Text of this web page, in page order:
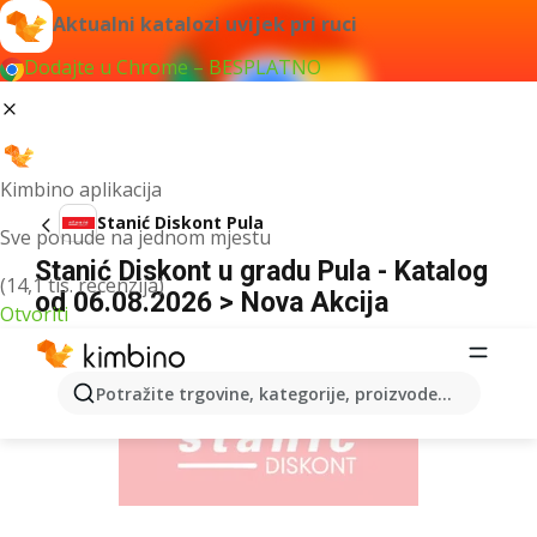
Aktualni katalozi uvijek pri ruci
Dodajte u Chrome – BESPLATNO
Kimbino aplikacija
Sve ponude na jednom mjestu
(14,1 tis. recenzija)
Otvoriti
Potražite trgovine, kategorije, proizvode...
Stanić Diskont Pula
Stanić Diskont u gradu Pula - Katalog
od 06.08.2026 > Nova Akcija